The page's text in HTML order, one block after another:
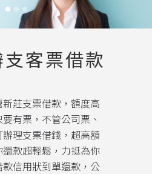
客票借款
莊支票借款，額度高
有票，不管公司票、
理支票借錢，超高額
款超輕鬆，力挺為你
信用狀到單還款，公